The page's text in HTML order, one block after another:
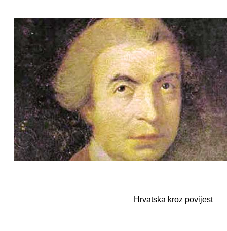
Hrvatska kroz povijest